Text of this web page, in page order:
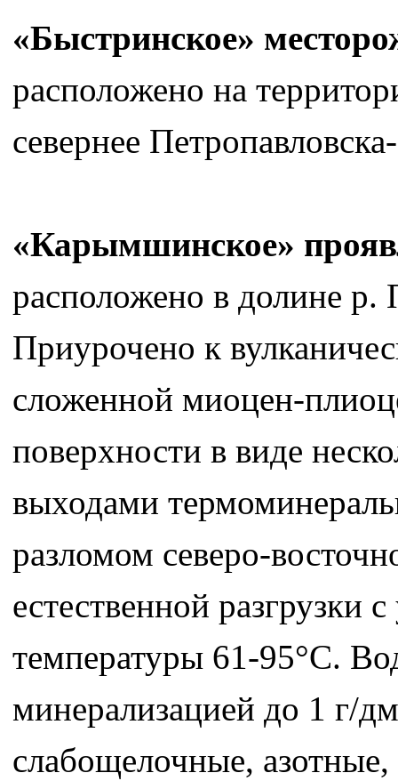
«Быстринское»
расположено на
севернее
«Карымшинское»
расположено в долине
Приурочено к
сложенной миоцен-
поверхности в виде
выходами
разломом северо-
естественной
температуры 61-95°С.
минерализацией до 1 г/
слабощелочные,